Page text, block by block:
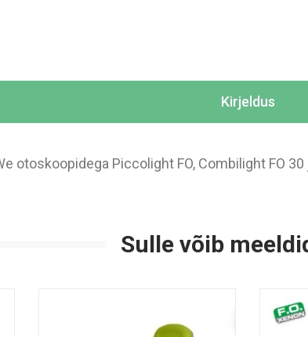
Kirjeldus
otoskoopidega Piccolight FO, Combilight FO
Sulle võib